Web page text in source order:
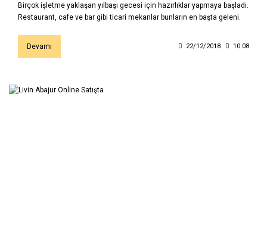
Birçok işletme yaklaşan yılbaşı gecesi için hazırlıklar yapmaya başladı.
Restaurant, cafe ve bar gibi ticari mekanlar bunların en başta geleni.
Devamı 22/12/2018 10:08